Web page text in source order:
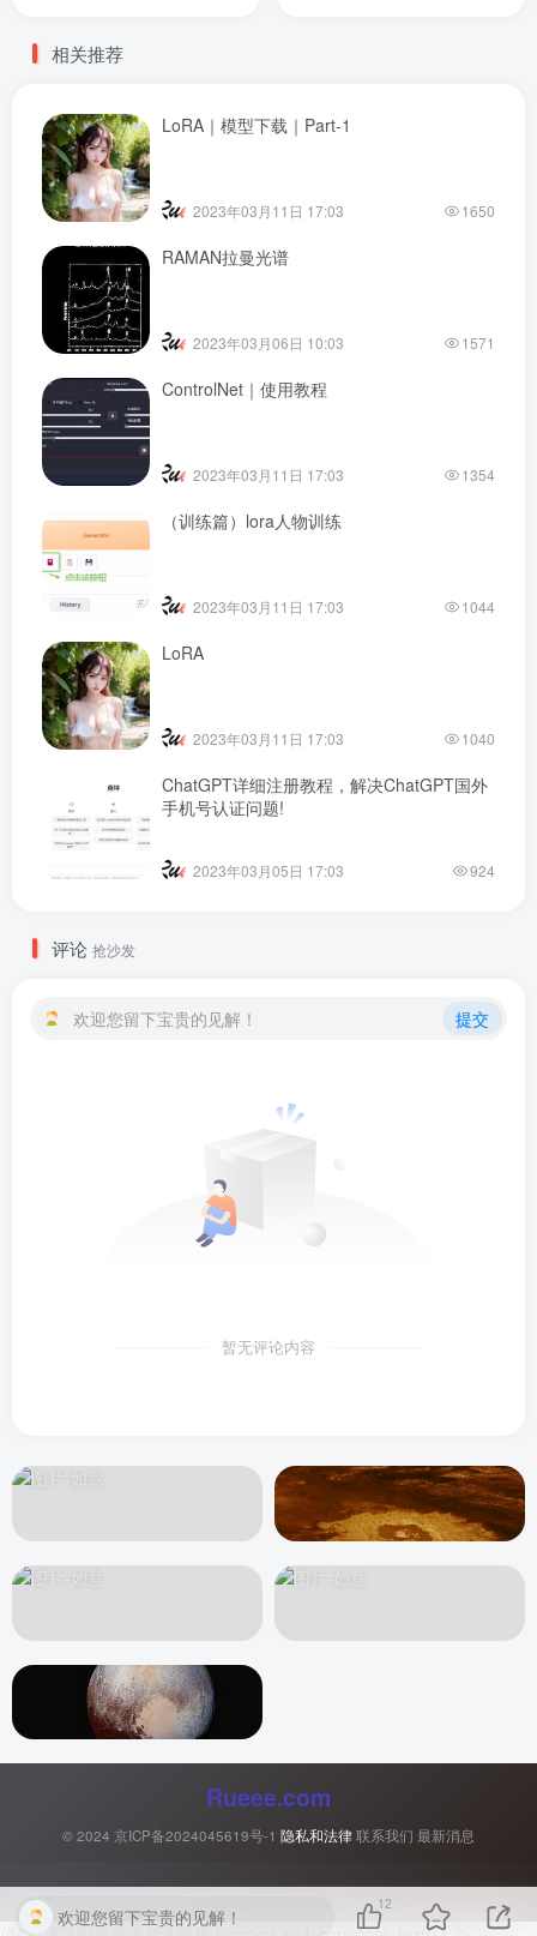
相关推荐
LoRA｜模型下载｜Part-1
2023年03月11日 17:03 1650
RAMAN拉曼光谱
2023年03月06日 10:03 1571
ControlNet｜使用教程
2023年03月11日 17:03 1354
（训练篇）lora人物训练
2023年03月11日 17:03 1044
LoRA
2023年03月11日 17:03 1040
ChatGPT详细注册教程，解决ChatGPT国外
手机号认证问题!
2023年03月05日 17:03 924
评论 抢沙发
欢迎您留下宝贵的见解！ 提交
暂无评论内容
Rueee.com
© 2024 京ICP备2024045619号-1 隐私和法律联系我们 最新消息
欢迎您留下宝贵的见解！
12